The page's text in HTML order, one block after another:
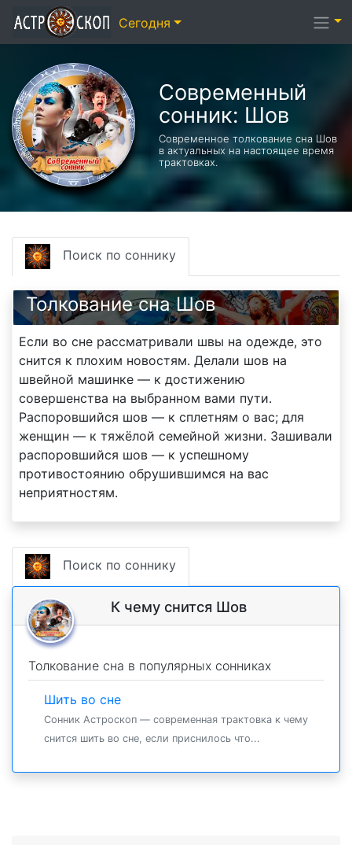
Современный
сонник: Шов
Современное толкование сна Шов
в актуальных на настоящее время
трактовках.
Поиск по соннику
Толкование сна Шов
Если во сне рассматривали швы на одежде, это
снится к плохим новостям. Делали шов на
швейной машинке — к достижению
совершенства на выбранном вами пути.
Распоровшийся шов — к сплетням о вас; для
женщин — к тяжёлой семейной жизни. Зашивали
распоровшийся шов — к успешному
противостоянию обрушившимся на вас
неприятностям.
Поиск по соннику
К чему снится Шов
Толкование сна в популярных сонниках
Шить во сне
Сонник Астроскоп — современная трактовка к чему
снится шить во сне, если приснилось что...
Сегодня